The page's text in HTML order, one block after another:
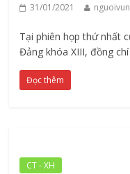
31/01/2021
Tại phiên họp thứ nhất
Đảng khóa XIII, đồng
Đọc thêm
CT - XH